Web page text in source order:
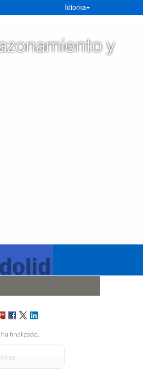
Idioma
y
finalizado.